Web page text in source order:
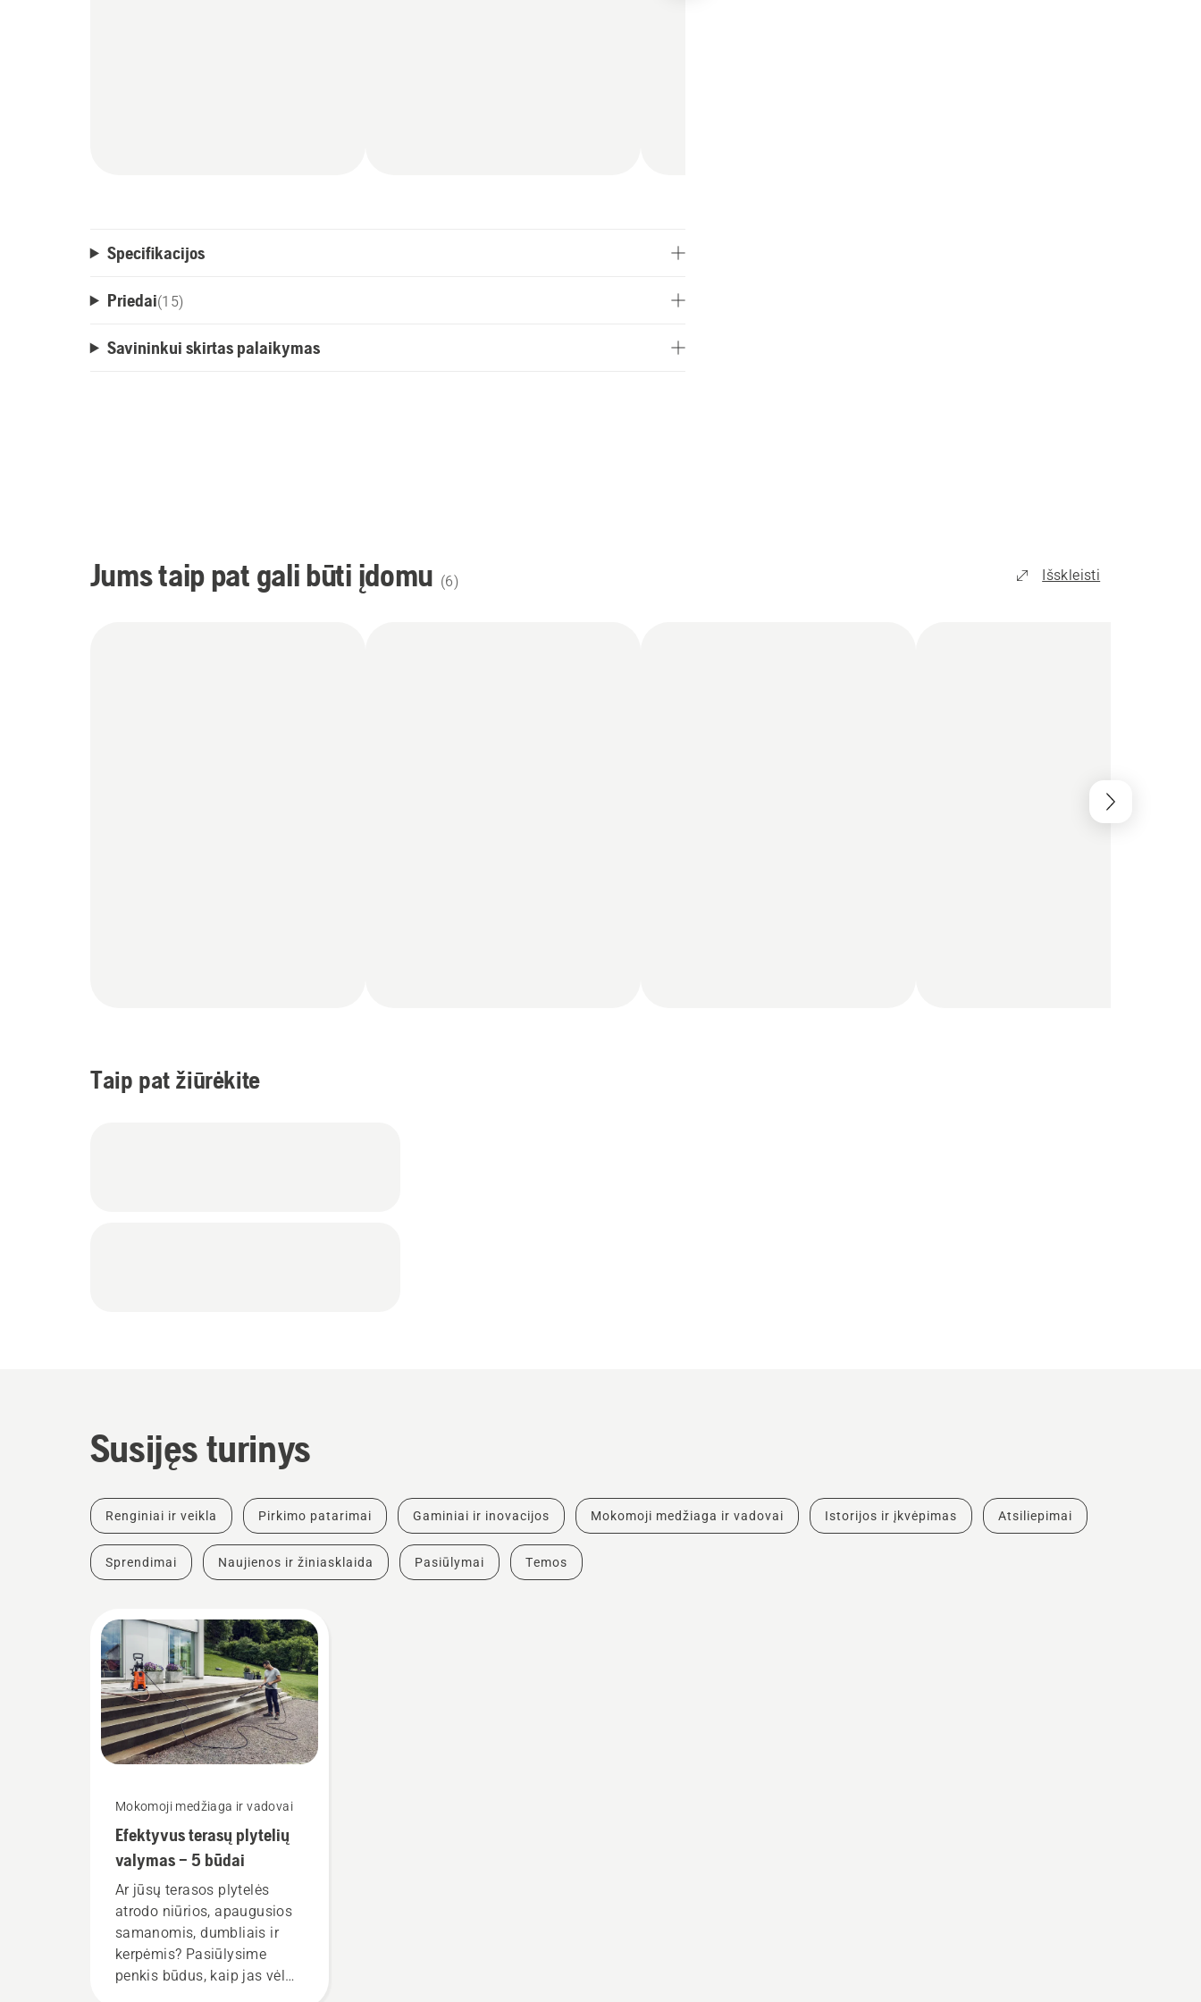
Specifikacijos
Priedai(15)
Savininkui skirtas palaikymas
Jums taip pat gali būti įdomu (6) Išskleisti
Taip pat žiūrėkite
Susijęs turinys
Renginiai ir veikla Pirkimo patarimai Gaminiai ir inovacijos Mokomoji medžiaga ir vadovai Istorijos ir įkvėpimas Atsiliepimai
Sprendimai Naujienos ir žiniasklaida Pasiūlymai Temos
Mokomoji medžiaga ir vadovai
Efektyvus terasų plytelių
valymas – 5 būdai
Ar jūsų terasos plytelės
atrodo niūrios, apaugusios
samanomis, dumbliais ir
kerpėmis? Pasiūlysime
penkis būdus, kaip jas vėl